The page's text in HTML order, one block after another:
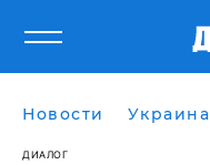
Новости Украина
ДИАЛОГ